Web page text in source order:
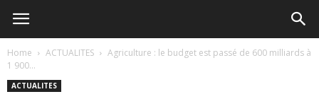
Home ACTUALITES
Agriculture : le budget est passé de 600 milliards à
1 900...
ACTUALITES